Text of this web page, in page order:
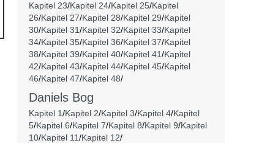
Kapitel 23/Kapitel 24/Kapitel 25/Kapitel
26/Kapitel 27/Kapitel 28/Kapitel 29/Kapitel
30/Kapitel 31/Kapitel 32/Kapitel 33/Kapitel
34/Kapitel 35/Kapitel 36/Kapitel 37/Kapitel
38/Kapitel 39/Kapitel 40/Kapitel 41/Kapitel
42/Kapitel 43/Kapitel 44/Kapitel 45/Kapitel
46/Kapitel 47/Kapitel 48/
Daniels Bog
Kapitel 1/Kapitel 2/Kapitel 3/Kapitel 4/Kapitel
5/Kapitel 6/Kapitel 7/Kapitel 8/Kapitel 9/Kapitel
10/Kapitel 11/Kapitel 12/